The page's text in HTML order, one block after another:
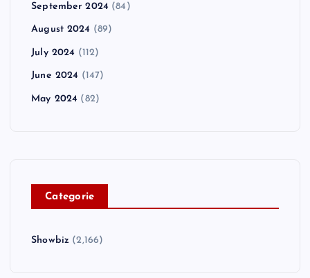
September 2024 (84)
August 2024 (89)
July 2024 (112)
June 2024 (147)
May 2024 (82)
Categorie
Showbiz (2,166)